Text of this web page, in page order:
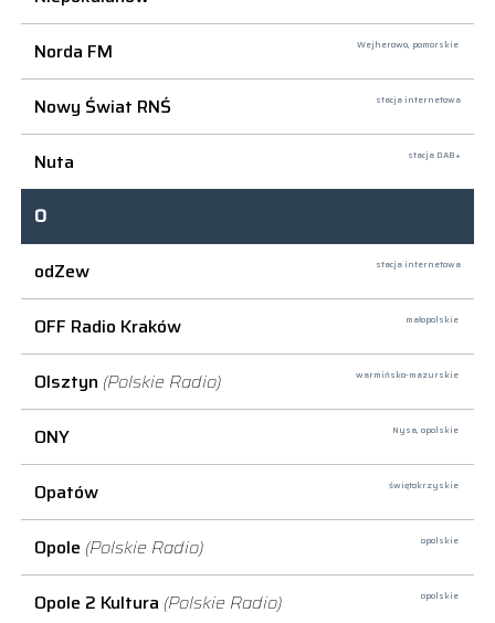
Norda FM Wejherowo, pomorskie
Nowy Świat RNŚ stacja internetowa
Nuta stacja DAB+
O
odZew
stacja internetowa
OFF Radio Kraków małopolskie
Olsztyn (Polskie Radio) warmińsko-mazurskie
ONY Nysa, opolskie
Opatów świętokrzyskie
Opole (Polskie Radio) opolskie
Opole 2 Kultura (Polskie Radio) opolskie